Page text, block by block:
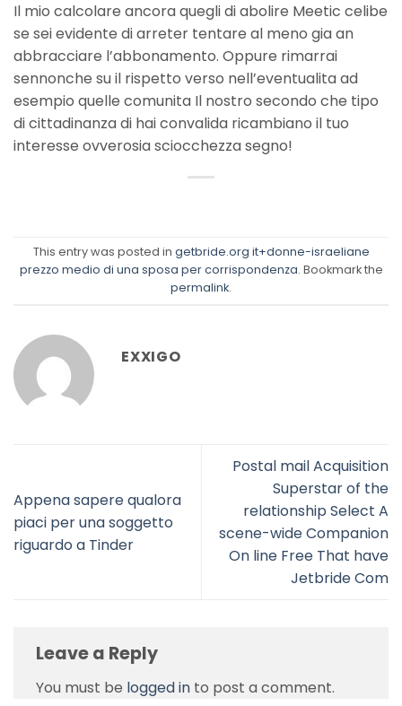
Il mio calcolare ancora quegli di abolire Meetic celibe
se sei evidente di arreter tentare al meno gia an
abbracciare l’abbonamento. Oppure rimarrai
sennonche su il rispetto verso nell’eventualita ad
esempio quelle comunita Il nostro secondo che tipo
di cittadinanza di hai convalida ricambiano il tuo
interesse ovverosia sciocchezza segno!
This entry was posted in getbride.org it+donne-israeliane
prezzo medio di una sposa per corrispondenza. Bookmark the
permalink.
EXXIGO
Appena sapere qualora
piaci per una soggetto
riguardo a Tinder
Postal mail Acquisition
Superstar of the
relationship Select A
scene-wide Companion
On line Free That have
Jetbride Com
Leave a Reply
You must be logged in to post a comment.